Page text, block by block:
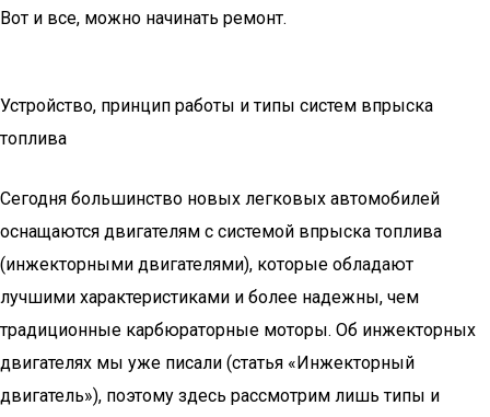
Вот и все, можно начинать ремонт.
Устройство, принцип работы и типы систем впрыска
топлива
Сегодня большинство новых легковых автомобилей
оснащаются двигателям с системой впрыска топлива
(инжекторными двигателями), которые обладают
лучшими характеристиками и более надежны, чем
традиционные карбюраторные моторы. Об инжекторных
двигателях мы уже писали (статья «Инжекторный
двигатель»), поэтому здесь рассмотрим лишь типы и